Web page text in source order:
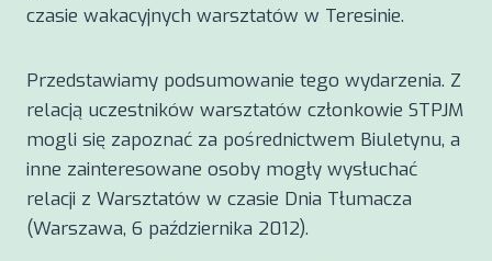
czasie wakacyjnych warsztatów w Teresinie.
Przedstawiamy podsumowanie tego wydarzenia. Z
relacją uczestników warsztatów członkowie STPJM
mogli się zapoznać za pośrednictwem Biuletynu, a
inne zainteresowane osoby mogły wysłuchać
relacji z Warsztatów w czasie Dnia Tłumacza
(Warszawa, 6 października 2012).